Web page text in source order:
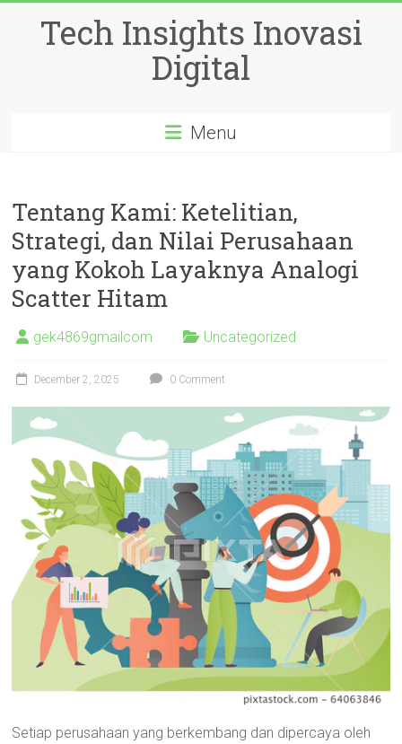
contentTech Insights Inovasi
Digital
Menu
Tentang Kami: Ketelitian,
Strategi, dan Nilai Perusahaan
yang Kokoh Layaknya Analogi
Scatter Hitam
gek4869gmailcom Uncategorized
December 2, 2025 0 Comment
Setiap perusahaan yang berkembang dan dipercaya oleh